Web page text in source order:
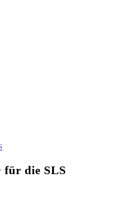
für die SLS